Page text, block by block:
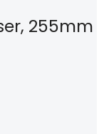
255mm